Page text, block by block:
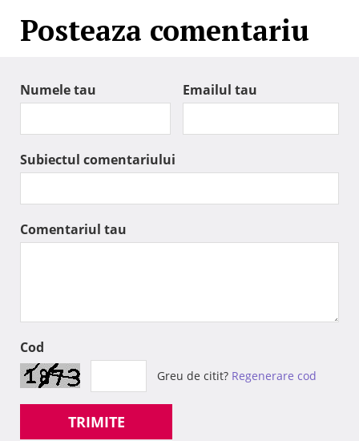
Posteaza comentariu
Numele tau Emailul tau
Subiectul comentariului
Comentariul tau
Cod
Greu de citit? Regenerare cod
TRIMITE